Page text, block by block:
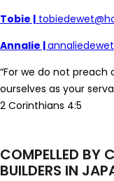
Tobie |
Annalie |
“For we do not preach
ourselves as your
2 Corinthians 4:5
COMPELLED BY
BUILDERS IN